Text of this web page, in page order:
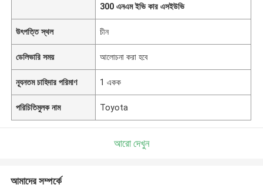
300 এনএম ইভি কার এসইউভি
উৎপত্তি স্থল চীন
ডেলিভারি সময় আলোচনা করা হবে
ন্যূনতম চাহিদার পরিমাণ 1 একক
পরিচিতিমুলক নাম Toyota
আরো দেখুন
আমাদের সম্পর্কে